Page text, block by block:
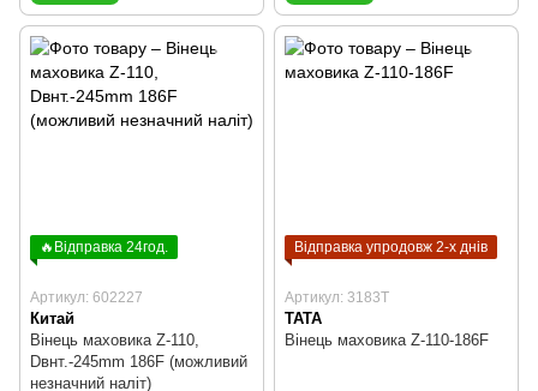
🔥Відправка 24год.
Артикул: 602227
Китай
Вінець маховика Z-110,
Dвнт.-245mm 186F (можливий
незначний наліт)
Відправка упродовж 2-х днів
Артикул: 3183T
TATA
Вінець маховика Z-110-186F